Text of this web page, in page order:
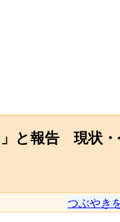
と報告 現状
つぶやき